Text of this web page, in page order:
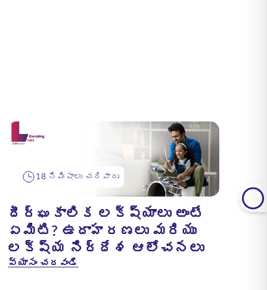
18 నిమిషాలు చదివారు
దీర్ఘకాలిక లక్ష్యాలు అంటే
ఏమిటి? ఉదాహరణలు మరియు
లక్ష్య నిర్దేశ ఆలోచనలు
వ్యాసం చదవండి